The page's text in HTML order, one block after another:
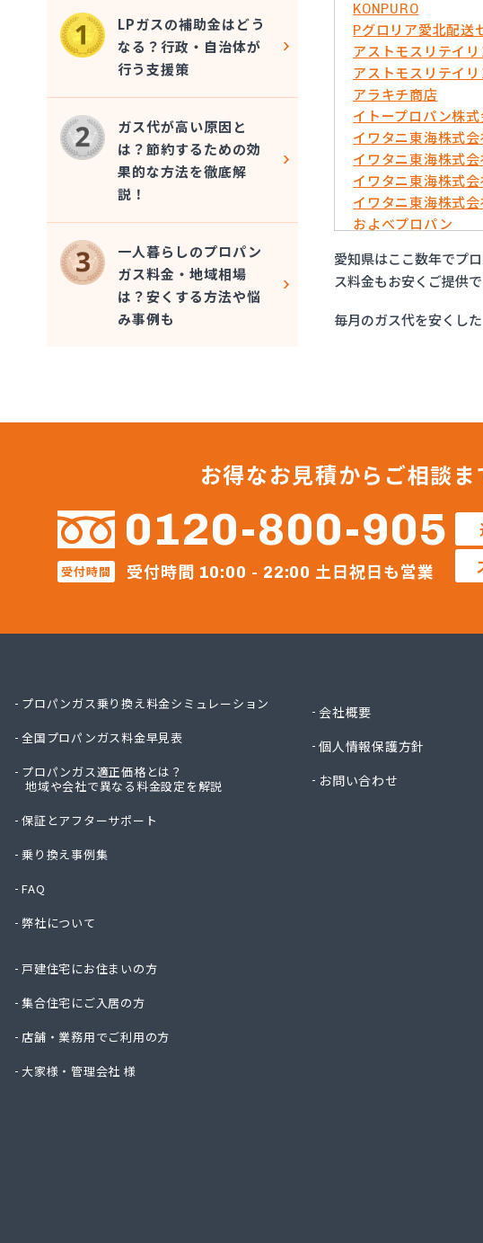
KONPURO
Pグロリア愛北配送
アストモスリテイ
アストモスリテイ
アラキチ商店
イトープロパン株
イワタニ東海株式
イワタニ東海株式
イワタニ東海株式
イワタニ東海株式
およべプロパン
ガステックサービ
ガステックサービ
ガステックサービ
ガステックサービ
ガステックサービ
ガステックサービ
カナダプロパン有
かね安商店
カネ庄津島店
コメリン
ジェイエイ・トー
チリウヒーターサー
ツバメガス株式会社
ニイミ産業株式会
ヤマサ共和ライフ
愛知県はここ数年でプ
ス料金もお安くご提供
毎月のガス代を安くし
LPガスの補助金はどう
なる？行政・自治体が
行う支援策
ガス代が高い原因と
は？節約するための効
果的な方法を徹底解
説！
一人暮らしのプロパン
ガス料金・地域相場
は？安くする方法や悩
み事例も
お得なお見積からご相談ま
0120-800-905
受付時間 受付時間 10:00 - 22:00 土日祝日も営業
プロパンガス乗り換え料金シミュレーション
全国プロパンガス料金早見表
プロパンガス適正価格とは？
地域や会社で異なる料金設定を解説
保証とアフターサポート
乗り換え事例集
FAQ
弊社について
戸建住宅にお住まいの方
集合住宅にご入居の方
店舗・業務用でご利用の方
大家様・管理会社 様
会社概要
個人情報保護方針
お問い合わせ